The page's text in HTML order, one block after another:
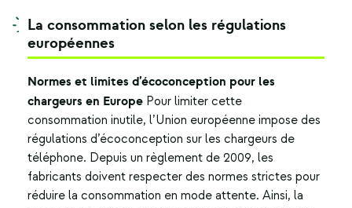
La consommation selon les régulations
européennes
Normes et limites d’écoconception pour les
chargeurs en Europe Pour limiter cette
consommation inutile, l’Union européenne impose des
régulations d’écoconception sur les chargeurs de
téléphone. Depuis un règlement de 2009, les
fabricants doivent respecter des normes strictes pour
réduire la consommation en mode attente. Ainsi, la